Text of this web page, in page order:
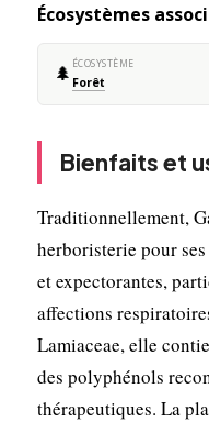
Écosystèmes
🌲 ÉCOSYSTÈME
Forêt
Bienfaits et
Traditionnellement,
herboristerie pour
et expectorantes,
affections
Lamiaceae, elle
des polyphénols
thérapeutiques. La